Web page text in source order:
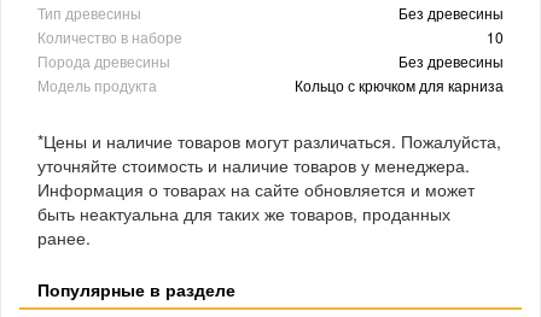
Тип древесины
Без древесины
Количество в наборе
10
Порода древесины
Без древесины
Модель продукта
Кольцо с крючком для карниза
*Цены и наличие товаров могут различаться. Пожалуйста,
уточняйте стоимость и наличие товаров у менеджера.
Информация о товарах на сайте обновляется и может
быть неактуальна для таких же товаров, проданных
ранее.
Популярные в разделе